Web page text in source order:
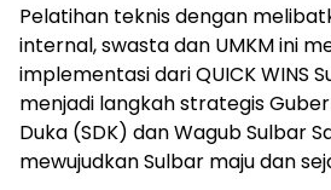
Pelatihan teknis dengan
internal, swasta dan UMKM ini
implementasi dari QUICK WINS
menjadi langkah strategis
Duka (SDK) dan Wagub Sulbar
mewujudkan Sulbar maju dan